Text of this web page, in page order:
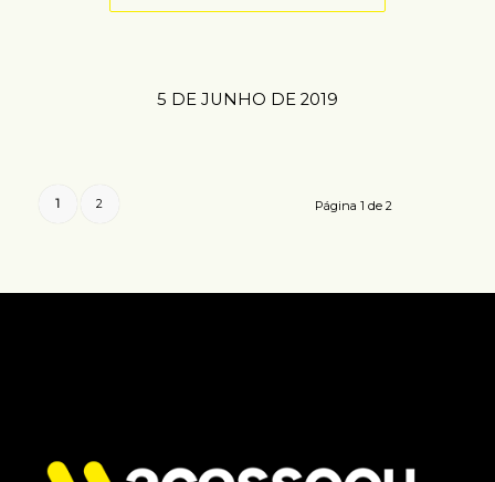
5 DE JUNHO DE 2019
Página 1 de 2
1 2